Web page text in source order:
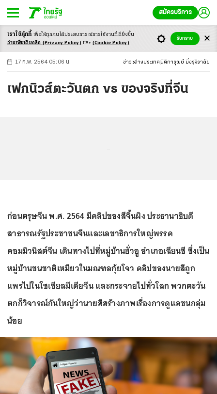
สมัครบริการ
-ก ก ก+
17 ก.พ. 2564 05:06 น. ข่าว ต่างประเทศ นิติการุณย์ มิ่งรุจิราลัย
เฟกนิวส์ตะวันตก vs ของจริงที่จีน
ก่อนตรุษจีน พ.ศ. 2564 มีคลิปของสีจิ้นผิง ประธานาธิบดี
สาธารณรัฐประชาชนจีนและเลขาธิการใหญ่พรรค
คอมมิวนิสต์จีน เดินทางไปที่หมู่บ้านฮั่วอู อำเภอเฉียนซี ซึ่งเป็น
หมู่บ้านชนชาติเหมียวในมณฑลกุ้ยโจว คลิปของนายสีถูก
แพร่ไปในโซเชียลมีเดียจีน และกระจายไปทั่วโลก พวกตะวัน
ตกก็วิจารณ์กันใหญ่ว่านายสีสร้างภาพเรื่องการดูแลชนกลุ่ม
น้อย
เราใช้คุ้กกี้ เพื่อให้ทุกคนได้ประสบการณ์การใช้งานที่ดียิ่งขึ้น
อ่านเพิ่มเติมคลิก (Privacy Policy) และ (Cookie Policy)
รับทราบ